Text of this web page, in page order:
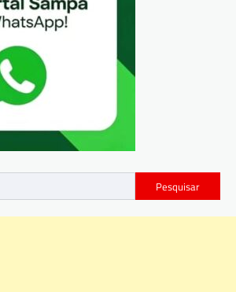
Pesquisar